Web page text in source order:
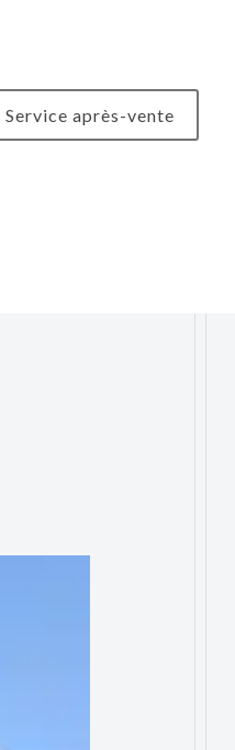
Service après-vente